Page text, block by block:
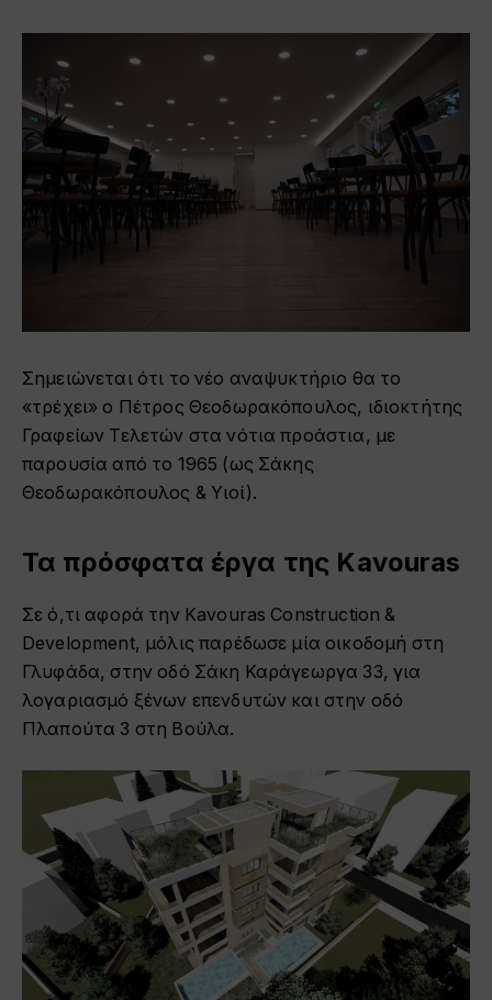
Σημειώνεται ότι το νέο αναψυκτήριο θα το
«τρέχει» ο Πέτρος Θεοδωρακόπουλος, ιδιοκτήτης
Γραφείων Τελετών στα νότια προάστια, με
παρουσία από το 1965 (ως Σάκης
Θεοδωρακόπουλος & Υιοί).
Τα πρόσφατα έργα της Kavouras
Σε ό,τι αφορά την Kavouras Construction &
Development, μόλις παρέδωσε μία οικοδομή στη
Γλυφάδα, στην οδό Σάκη Καράγεωργα 33, για
λογαριασμό ξένων επενδυτών και στην οδό
Πλαπούτα 3 στη Βούλα.